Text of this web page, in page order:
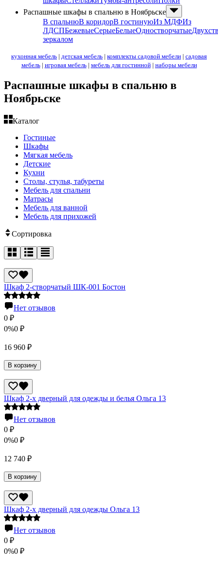
Распашные шкафы в спальню в Ноябрьске
В спальнюВ коридорВ гостинуюИз МДФИз
ЛДСПБежевыеСерыеБелыеОдностворчатые
зеркалом
кухонная мебель | детская мебель | комплекты садовой мебели | садовая
мебель| игровая мебель| мебель для гостинной| наборы мебели
Распашные шкафы в спальню в
Ноябрьске
Каталог
Гостиные
Шкафы
Мягкая мебель
Детские
Кухни
Столы, стулья, табуреты
Мебель для спальни
Матрасы
Мебель для ванной
Мебель для прихожей
Сортировка
Шкаф 2-створчатый ШК-001 Бостон
Нет отзывов
0 ₽
0%0 ₽
16 960 ₽
В корзину
Шкаф 2-х дверный для одежды и белья Ольга 13
Нет отзывов
0 ₽
0%0 ₽
12 740 ₽
В корзину
Шкаф 2-х дверный для одежды Ольга 13
Нет отзывов
0 ₽
0%0 ₽